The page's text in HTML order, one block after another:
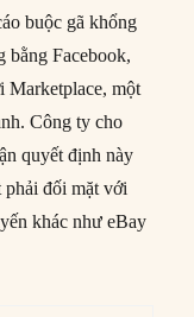
buộc gã khổng
bằng Facebook,
Marketplace, một
Công ty cho
quyết định này
phải đối mặt với
khác như eBay